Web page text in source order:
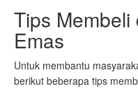
Tips Membeli
Emas
Untuk membantu
berikut beberapa tips